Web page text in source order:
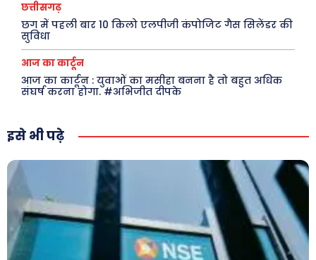
छत्तीसगढ़
छग में पहली बार 10 किलो एलपीजी कंपोजिट गैस सिलेंडर की
सुविधा
आज का कार्टून
आज का कार्टून : युवाओं का मसीहा बनना है तो बहुत अधिक
संघर्ष करना होगा. #अभिजीत दीपके
इसे भी पढ़े